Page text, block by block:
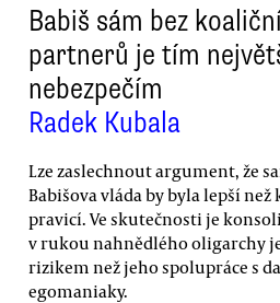
Babiš sám bez
partnerů je tím
nebezpečím
Radek Kubala
Lze zaslechnout argument, že
Babišova vláda by byla lepší
pravicí. Ve skutečnosti je
v rukou nahnědlého oligarchy
rizikem než jeho spolupráce s
egomaniaky.